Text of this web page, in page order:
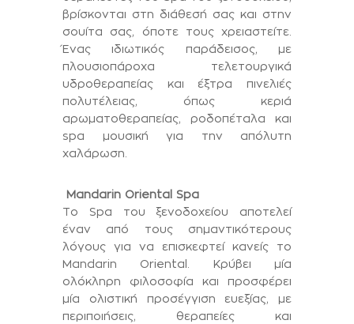
βρίσκονται στη διάθεσή σας και στην
σουίτα σας, όποτε τους χρειαστείτε.
Ένας ιδιωτικός παράδεισος, με
πλουσιοπάροχα τελετουργικά
υδροθεραπείας και έξτρα πινελιές
πολυτέλειας, όπως κεριά
αρωματοθεραπείας, ροδοπέταλα και
spa μουσική για την απόλυτη
χαλάρωση.
Mandarin Oriental Spa
Το Spa του ξενοδοχείου αποτελεί
έναν από τους σημαντικότερους
λόγους για να επισκεφτεί κανείς το
Mandarin Oriental. Κρύβει μία
ολόκληρη φιλοσοφία και προσφέρει
μία ολιστική προσέγγιση ευεξίας, με
περιποιήσεις, θεραπείες και